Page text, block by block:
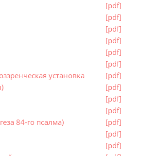
[pdf]
[pdf]
[pdf]
[pdf]
[pdf]
[pdf]
установка
[pdf]
[pdf]
[pdf]
[pdf]
84-го псалма)
[pdf]
[pdf]
[pdf]